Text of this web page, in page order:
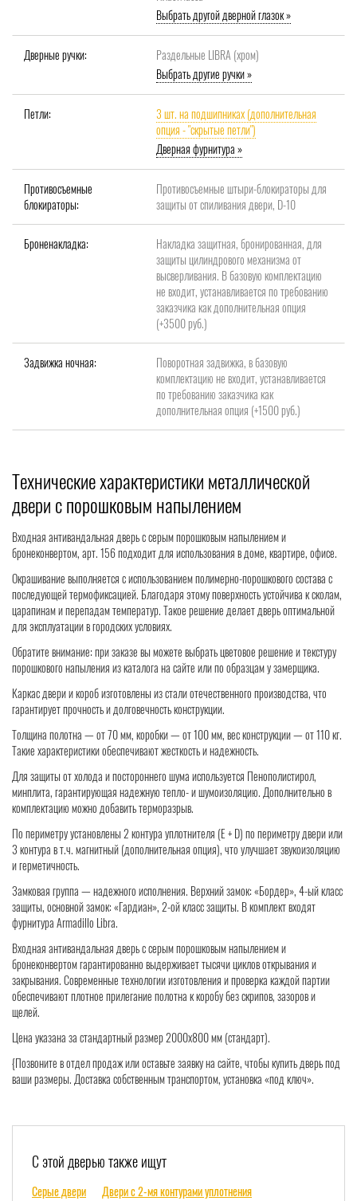
Выбрать другой дверной глазок »
Дверные ручки:
Раздельные LIBRA (хром)
Выбрать другие ручки »
Петли:
3 шт. на подшипниках (дополнительная
опция - "скрытые петли")
Дверная фурнитура »
Противосъемные
блокираторы:
Противосъемные штыри-блокираторы для
защиты от спиливания двери, D-10
Броненакладка:
Накладка защитная, бронированная, для
защиты цилиндрового механизма от
высверливания. В базовую комплектацию
не входит, устанавливается по требованию
заказчика как дополнительная опция
(+3500 руб.)
Задвижка ночная:
Поворотная задвижка, в базовую
комплектацию не входит, устанавливается
по требованию заказчика как
дополнительная опция (+1500 руб.)
Технические характеристики металлической
двери с порошковым напылением
Входная антивандальная дверь с серым порошковым напылением и
бронеконвертом, арт. 156 подходит для использования в доме, квартире, офисе.
Окрашивание выполняется с использованием полимерно-порошкового состава с
последующей термофиксацией. Благодаря этому поверхность устойчива к сколам,
царапинам и перепадам температур. Такое решение делает дверь оптимальной
для эксплуатации в городских условиях.
Обратите внимание: при заказе вы можете выбрать цветовое решение и текстуру
порошкового напыления из каталога на сайте или по образцам у замерщика.
Каркас двери и короб изготовлены из стали отечественного производства, что
гарантирует прочность и долговечность конструкции.
Толщина полотна — от 70 мм, коробки — от 100 мм, вес конструкции — от 110 кг.
Такие характеристики обеспечивают жесткость и надежность.
Для защиты от холода и постороннего шума используется Пенополистирол,
минплита, гарантирующая надежную тепло- и шумоизоляцию. Дополнительно в
комплектацию можно добавить терморазрыв.
По периметру установлены 2 контура уплотнителя (Е + D) по периметру двери или
3 контура в т.ч. магнитный (дополнительная опция), что улучшает звукоизоляцию
и герметичность.
Замковая группа — надежного исполнения. Верхний замок: «Бордер», 4-ый класс
защиты, основной замок: «Гардиан», 2-ой класс защиты. В комплект входят
фурнитура Armadillo Libra.
Входная антивандальная дверь с серым порошковым напылением и
бронеконвертом гарантированно выдерживает тысячи циклов открывания и
закрывания. Современные технологии изготовления и проверка каждой партии
обеспечивают плотное прилегание полотна к коробу без скрипов, зазоров и
щелей.
Цена указана за стандартный размер 2000x800 мм (стандарт).
{Позвоните в отдел продаж или оставьте заявку на сайте, чтобы купить дверь под
ваши размеры. Доставка собственным транспортом, установка «под ключ».
С этой дверью также ищут
Серые двери
Двери с 2-мя контурами уплотнения